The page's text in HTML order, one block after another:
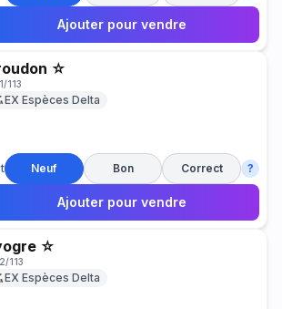
Ajouter pour vendre
☆
113
EX Espèces Delta
Neuf Bon Correct ?
Ajouter pour vendre
☆
113
EX Espèces Delta